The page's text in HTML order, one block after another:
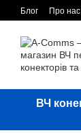
Перейти до
Блог Про нас
ВЧ